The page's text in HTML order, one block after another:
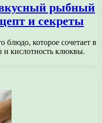
рыбный
и секреты
которое сочетает в
и кислотность клюквы.